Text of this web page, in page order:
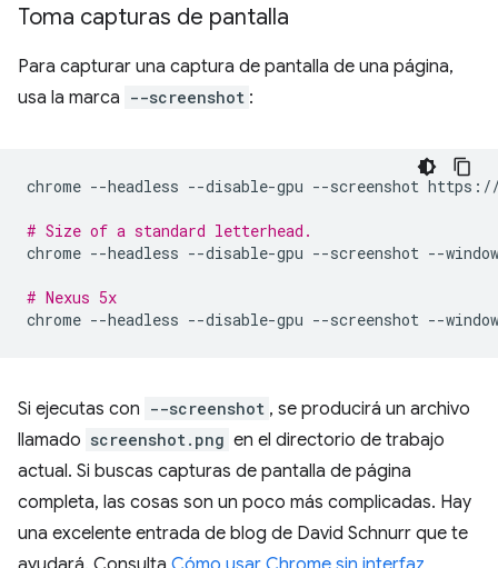
Toma capturas de pantalla
Para capturar una captura de pantalla de una página,
usa la marca --screenshot :
chrome --headless --disable-gpu --screenshot https://
# Size of a standard letterhead.
chrome --headless --disable-gpu --screenshot --
# Nexus 5x
chrome --headless --disable-gpu --screenshot --
Si ejecutas con --screenshot , se producirá un archivo
llamado screenshot.png en el directorio de trabajo
actual. Si buscas capturas de pantalla de página
completa, las cosas son un poco más complicadas. Hay
una excelente entrada de blog de David Schnurr que te